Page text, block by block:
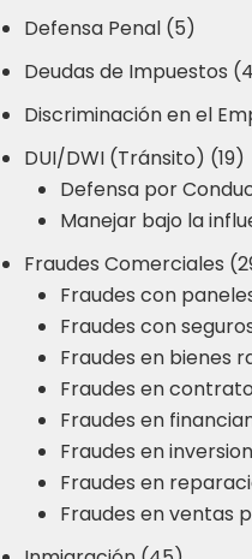
Defensa Penal (5)
Deudas de Impuestos
Discriminación en el
DUI/DWI (Tránsito) (19)
Defensa por
Manejar bajo la
Fraudes Comerciales
Fraudes con
Fraudes con
Fraudes en bienes
Fraudes en
Fraudes en
Fraudes en
Fraudes en
Fraudes en ventas